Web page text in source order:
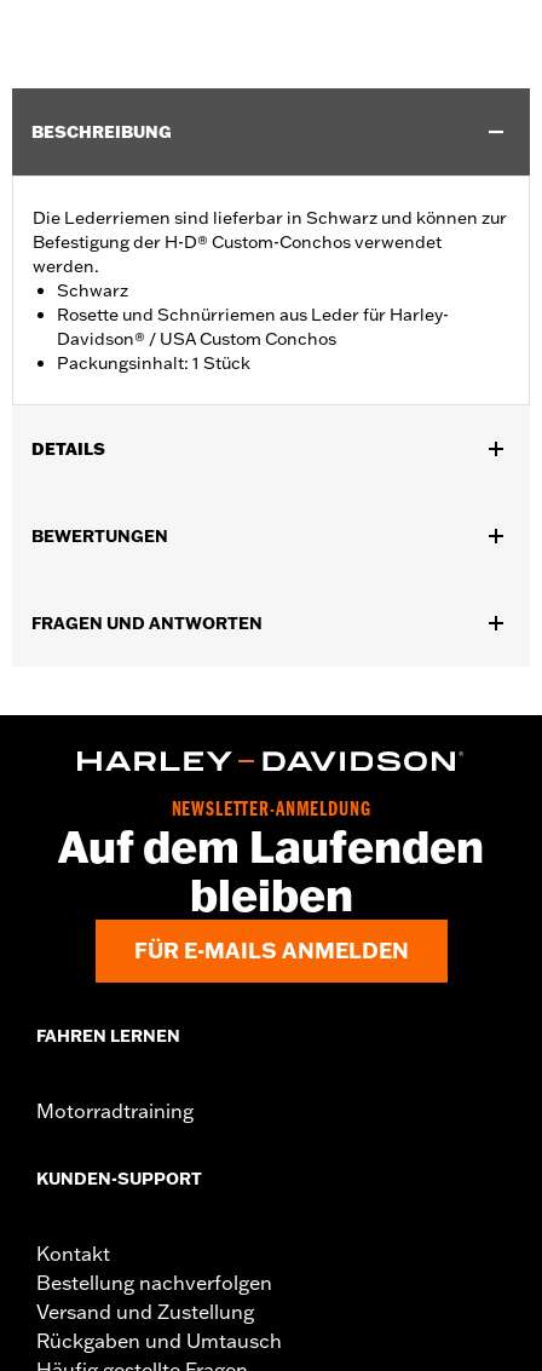
BESCHREIBUNG
Die Lederriemen sind lieferbar in Schwarz und können zur
Befestigung der H-D® Custom-Conchos verwendet
werden.
Schwarz
Rosette und Schnürriemen aus Leder für Harley-
Davidson® / USA Custom Conchos
Packungsinhalt: 1 Stück
DETAILS
Installationsanleitung
In Einheiten erhältlich:Jeweils
BEWERTUNGEN
FRAGEN UND ANTWORTEN
NEWSLETTER-ANMELDUNG
Auf dem Laufenden
bleiben
FÜR E-MAILS ANMELDEN
FAHREN LERNEN
Motorradtraining
KUNDEN-SUPPORT
Kontakt
Bestellung nachverfolgen
Versand und Zustellung
Rückgaben und Umtausch